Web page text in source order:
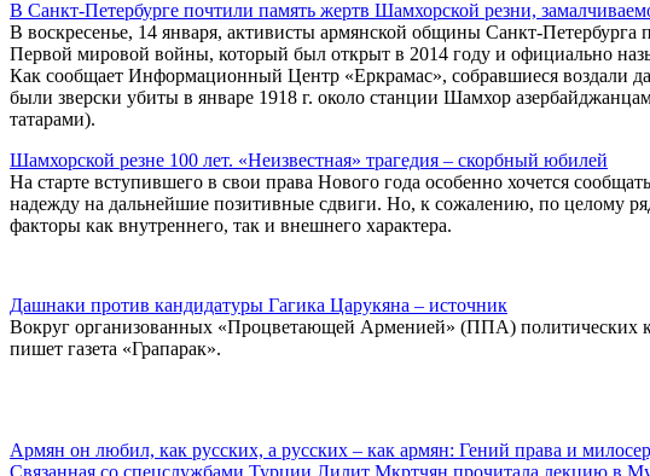
В Санкт-Петербурге почтили память жертв Шамхорской резни,
В воскресенье, 14 января, активисты армянской общины Санкт-
Первой мировой войны, который был открыт в 2014 году и официально
Как сообщает Информационный Центр «Еркрамас», собравшиеся воздали
были зверски убиты в январе 1918 г. около станции Шамхор
татарами).
Шамхорской резне 100 лет. «Неизвестная» трагедия – скорбный юбилей
На старте вступившего в свои права Нового года особенно хочется
надежду на дальнейшие позитивные сдвиги. Но, к сожалению, по целому
факторы как внутреннего, так и внешнего характера.
Дашнаки против кандидатуры Гагика Царукяна – источник
Вокруг организованных «Процветающей Арменией» (ППА) политических
пишет газета «Грапарак».
Армян он любил, как русских, а русских – как армян: Гений права и
Связанная со спецслужбами Турции Лилит Мкртчян прочитала лекцию в